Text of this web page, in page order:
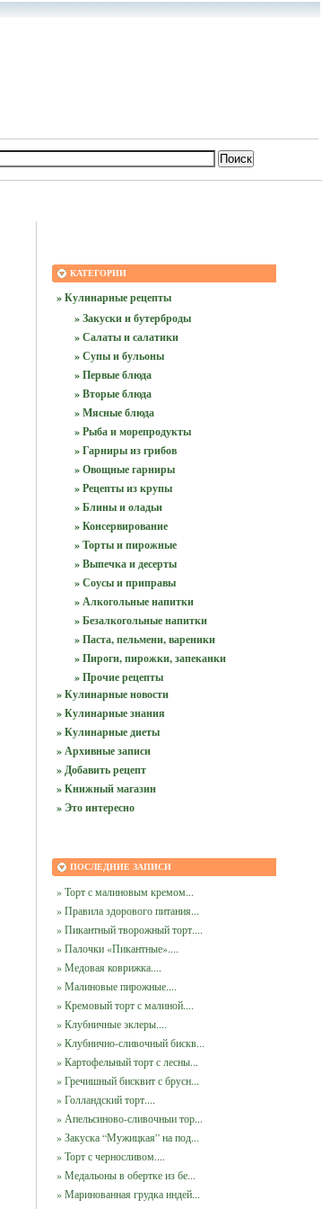
КАТЕГОРИИ
» Кулинарные рецепты
» Закуски и бутерброды
» Салаты и салатики
» Супы и бульоны
» Первые блюда
» Вторые блюда
» Мясные блюда
» Рыба и морепродукты
» Гарниры из грибов
» Овощные гарниры
» Рецепты из крупы
» Блины и оладьи
» Консервирование
» Торты и пирожные
» Выпечка и десерты
» Соусы и приправы
» Алкогольные напитки
» Безалкогольные напитки
» Паста, пельмени, вареники
» Пироги, пирожки, запеканки
» Прочие рецепты
» Кулинарные новости
» Кулинарные знания
» Кулинарные диеты
» Архивные записи
» Добавить рецепт
» Книжный магазин
» Это интересно
ПОСЛЕДНИЕ ЗАПИСИ
» Торт с малиновым кремом...
» Правила здорового питания...
» Пикантный творожный торт....
» Палочки «Пикантные»....
» Медовая коврижка....
» Малиновые пирожные....
» Кремовый торт с малиной....
» Клубничные эклеры....
» Клубнично-сливочный бискв...
» Картофельный торт с лесны...
» Гречишный бисквит с брусн...
» Голландский торт....
» Апельсиново-сливочныи тор...
» Закуска “Мужицкая” на под...
» Торт с черносливом....
» Медальоны в обертке из бе...
» Маринованная грудка индей...